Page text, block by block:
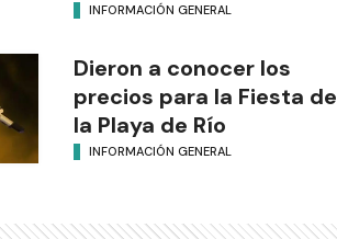
INFORMACIÓN GENERAL
Dieron a conocer los
precios para la Fiesta de
la Playa de Río
INFORMACIÓN GENERAL